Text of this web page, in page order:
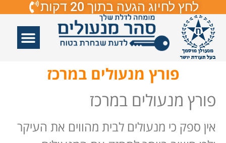
לחץ לחיוג הגעה בתוך 20 דקות
פורץ מנעולים במרכז
פורץ מנעולים במרכז
אין ספק כי מנעולים לבית מהווים את העיקר